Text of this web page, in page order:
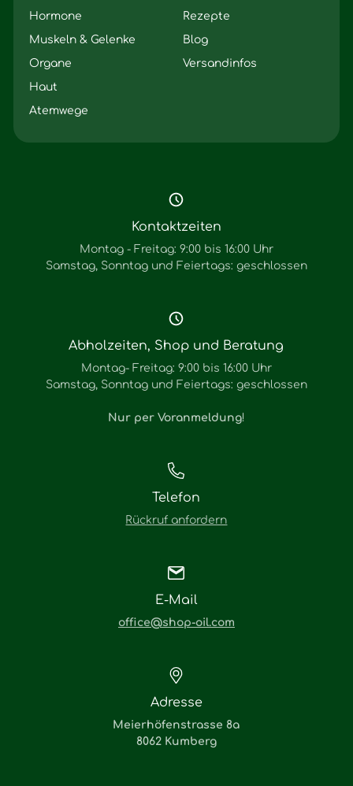
Hormone
Muskeln & Gelenke
Organe
Haut
Atemwege
Rezepte
Blog
Versandinfos
Kontaktzeiten
Montag - Freitag: 9:00 bis 16:00 Uhr
Samstag, Sonntag und Feiertags: geschlossen
Abholzeiten, Shop und Beratung
Montag- Freitag: 9:00 bis 16:00 Uhr
Samstag, Sonntag und Feiertags: geschlossen
Nur per Voranmeldung!
Telefon
Rückruf anfordern
E-Mail
office@shop-oil.com
Adresse
Meierhöfenstrasse 8a
8062 Kumberg